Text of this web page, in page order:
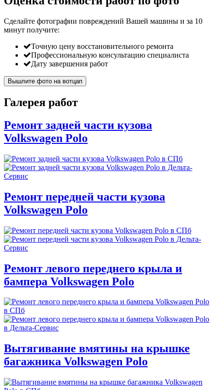
Сделайте фотографии повреждений Вашей машины и за 10
минут получите:
Точную цену восстановительного ремонта
Профессиональную консультацию специалиста
Дату завершения работ
Вышлите фото на вотцап
Галерея работ
Ремонт задней части кузова
Volkswagen Polo
Ремонт передней части кузова
Volkswagen Polo
Ремонт левого переднего крыла и
бампера Volkswagen Polo
Вытягивание вмятины на крышке
багажника Volkswagen Polo